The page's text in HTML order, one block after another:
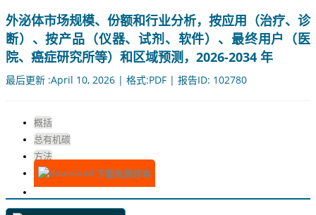
外泌体市场规模、份额和行业分析，按应用（治疗、诊
断）、按产品（仪器、试剂、软件）、最终用户（医
院、癌症研究所等）和区域预测，2026-2034 年
最后更新 :April 10, 2026 | 格式:PDF | 报告ID: 102780
概括
总有机碳
方法
下载免费样本